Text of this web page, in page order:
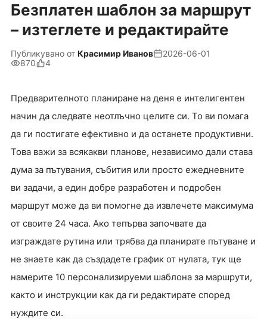
Безплатен шаблон за маршрут
– изтеглете и редактирайте
Публикувано от Красимир Иванов
2026-06-01
870
4
Предварителното планиране на деня е интелигентен
начин да следвате неотлъчно целите си. То ви помага
да ги постигате ефективно и да останете продуктивни.
Това важи за всякакви планове, независимо дали става
дума за пътувания, събития или просто ежедневните
ви задачи, а един добре разработен и подробен
маршрут може да ви помогне да извлечете максимума
от своите 24 часа. Ако тепърва започвате да
изграждате рутина или трябва да планирате пътуване и
не знаете как да създадете график от нулата, тук ще
намерите 10 персонализируеми шаблона за маршрути,
както и инструкции как да ги редактирате според
нуждите си.